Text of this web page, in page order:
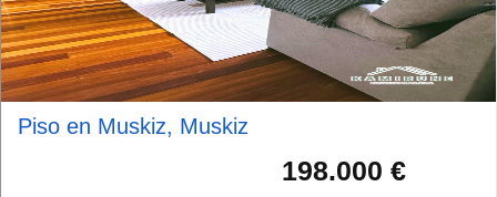
Piso en Muskiz, Muskiz
198.000 €